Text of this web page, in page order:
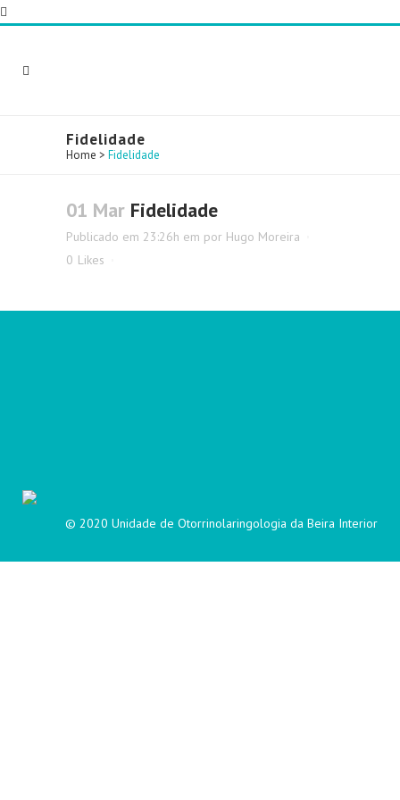
Fidelidade
Home > Fidelidade
01 Mar Fidelidade
Publicado em 23:26h em por Hugo Moreira
0 Likes
© 2020 Unidade de Otorrinolaringologia da Beira Interior